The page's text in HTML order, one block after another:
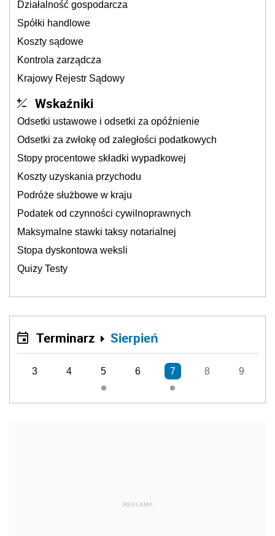
Działalność gospodarcza
Spółki handlowe
Koszty sądowe
Kontrola zarządcza
Krajowy Rejestr Sądowy
Wskaźniki
Odsetki ustawowe i odsetki za opóźnienie
Odsetki za zwłokę od zaległości podatkowych
Stopy procentowe składki wypadkowej
Koszty uzyskania przychodu
Podróże służbowe w kraju
Podatek od czynności cywilnoprawnych
Maksymalne stawki taksy notarialnej
Stopa dyskontowa weksli
Quizy Testy
Terminarz Sierpień
3 4 5 6 7 8 9
REKLAMA